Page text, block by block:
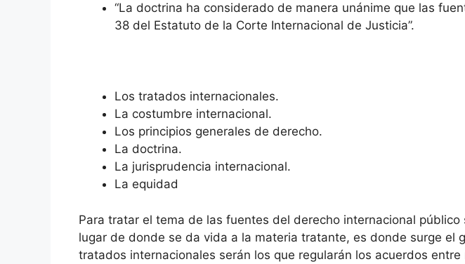
“La doctrina ha considerado de manera unánime que las
38 del Estatuto de la Corte Internacional de Justicia”.
Los tratados internacionales.
La costumbre internacional.
Los principios generales de derecho.
La doctrina.
La jurisprudencia internacional.
La equidad
Para tratar el tema de las fuentes del derecho internacional
lugar de donde se da vida a la materia tratante, es donde surge
tratados internacionales serán los que regularán los acuerdos